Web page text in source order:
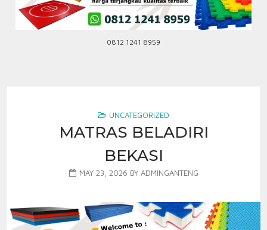
0812 1241 8959
UNCATEGORIZED
MATRAS BELADIRI
BEKASI
MAY 23, 2026 BY ADMINGANTENG